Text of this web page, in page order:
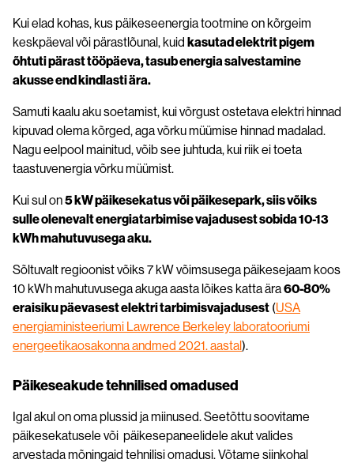
Kui elad kohas, kus päikeseenergia tootmine on kõrgeim
keskpäeval või pärastlõunal, kuid kasutad elektrit pigem
õhtuti pärast tööpäeva, tasub energia salvestamine
akusse end kindlasti ära.
Samuti kaalu aku soetamist, kui võrgust ostetava elektri hinnad
kipuvad olema kõrged, aga võrku müümise hinnad madalad.
Nagu eelpool mainitud, võib see juhtuda, kui riik ei toeta
taastuvenergia võrku müümist.
Kui sul on5 kW päikesekatus või päikesepark, siis võiks
sulle olenevalt energiatarbimise vajadusest sobida 10-13
kWh mahutuvusega aku.
Sõltuvalt regioonist võiks 7 kW võimsusega päikesejaam koos
10 kWh mahutuvusega akuga aasta lõikes katta ära60-80%
eraisiku päevasest elektri tarbimisvajadusest (USA
energiaministeeriumi Lawrence Berkeley laboratooriumi
energeetikaosakonna andmed 2021. aastal).
Päikeseakude tehnilised omadused
Igal akul on oma plussid ja miinused. Seetõttu soovitame
päikesekatusele või päikesepaneelidele akut valides
arvestada mõningaid tehnilisi omadusi. Võtame siinkohal